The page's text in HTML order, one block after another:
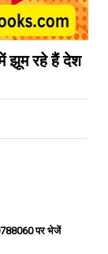
झूम रहे हैं देश
पर भेजें